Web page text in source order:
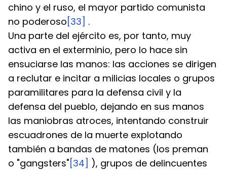
chino y el ruso, el mayor partido comunista
no poderoso [33] .
Una parte del ejército es, por tanto, muy
activa en el exterminio, pero lo hace sin
ensuciarse las manos: las acciones se dirigen
a reclutar e incitar a milicias locales o grupos
paramilitares para la defensa civil y la
defensa del pueblo, dejando en sus manos
las maniobras atroces, intentando construir
escuadrones de la muerte explotando
también a bandas de matones (los preman
o "gangsters" [34] ), grupos de delincuentes